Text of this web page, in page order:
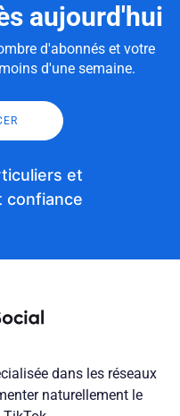
aujourd'hui
d'abonnés et votre
d'une semaine.
et
confiance
dans les réseaux
naturellement le